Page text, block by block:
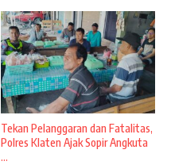
Tekan Pelanggaran dan Fatalitas,
Polres Klaten Ajak Sopir Angkuta
...